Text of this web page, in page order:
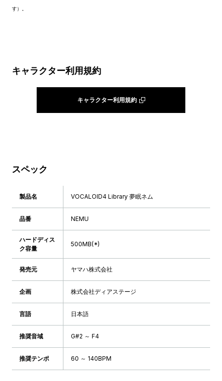
す）。
キャラクター利用規約
キャラクター利用規約
スペック
製品名 VOCALOID4 Library 夢眠ネム
品番 NEMU
ハードディス
ク容量
500MB(*)
発売元 ヤマハ株式会社
企画 株式会社ディアステージ
言語 日本語
推奨音域 G#2 ～ F4
推奨テンポ 60 ～ 140BPM